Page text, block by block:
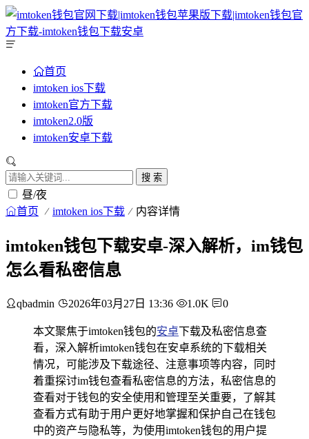
首页
imtoken ios下载
imtoken官方下载
imtoken2.0版
imtoken安卓下载
搜 索
昼/夜
首页 imtoken ios下载 内容详情
imtoken钱包下载安卓-深入解析，im钱包
怎么看私密信息
qbadmin 2026年03月27日 13:36 1.0K 0
本文聚焦于imtoken钱包的安卓下载及私密信息查
看，深入解析imtoken钱包在安卓系统的下载相关
情况，可能涉及下载途径、注意事项等内容，同时
着重探讨im钱包查看私密信息的方法，私密信息的
查看对于钱包的安全使用和管理至关重要，了解其
查看方式有助于用户更好地掌握和保护自己在钱包
中的资产与隐私等，为使用imtoken钱包的用户提